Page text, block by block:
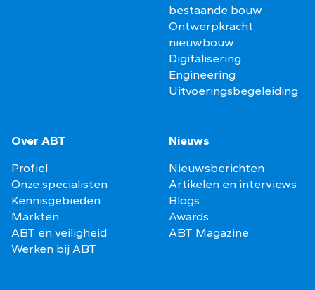
bestaande bouw
Ontwerpkracht
nieuwbouw
Digitalisering
Engineering
Uitvoeringsbegeleiding
Over ABT
Profiel
Onze specialisten
Kennisgebieden
Markten
ABT en veiligheid
Werken bij ABT
Nieuws
Nieuwsberichten
Artikelen en interviews
Blogs
Awards
ABT Magazine